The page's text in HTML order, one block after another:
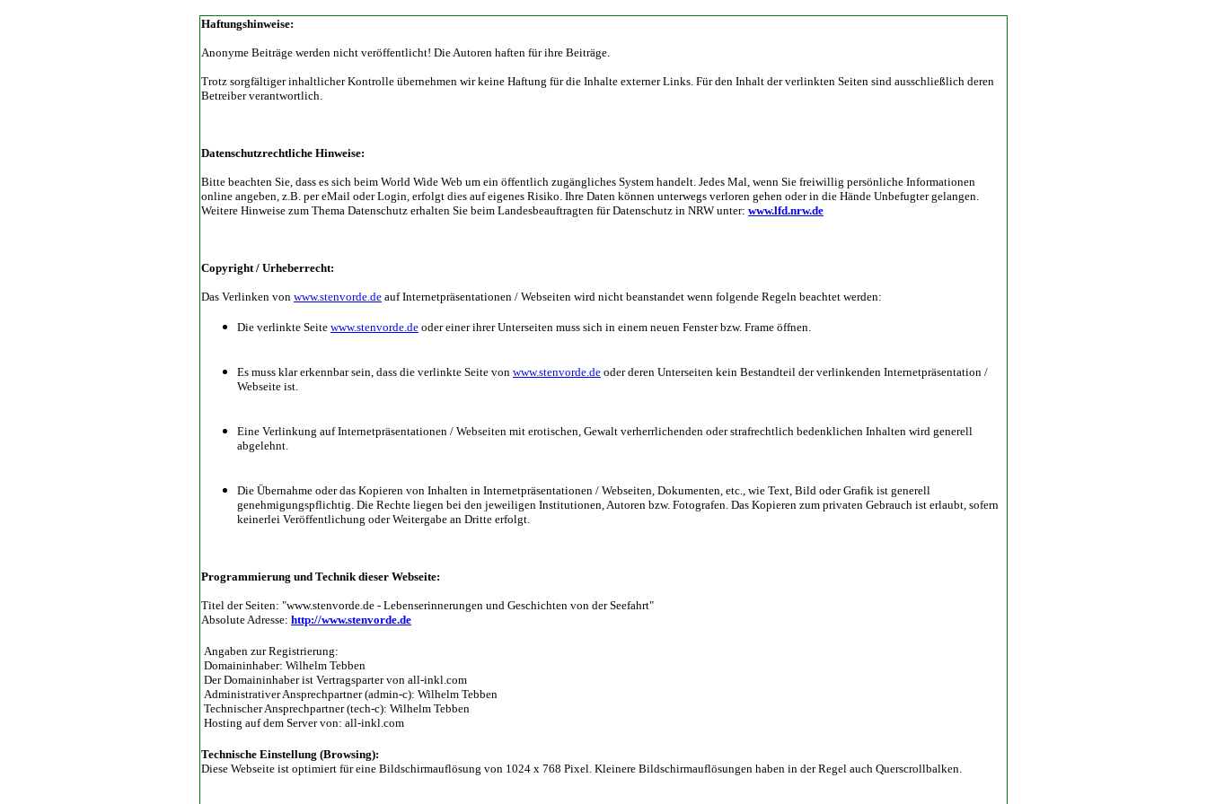
Haftungshinweise:
Anonyme Beiträge werden nicht veröffentlicht! Die Autoren haften für ihre Beiträge.
Trotz sorgfältiger inhaltlicher Kontrolle übernehmen wir keine Haftung für die Inhalte externer Links. Für den Inhalt der verlinkten Seiten sind ausschließlich deren
Betreiber verantwortlich.
Datenschutzrechtliche Hinweise:
Bitte beachten Sie, dass es sich beim World Wide Web um ein öffentlich zugängliches System handelt. Jedes Mal, wenn Sie freiwillig persönliche Informationen
online angeben, z.B. per eMail oder Login, erfolgt dies auf eigenes Risiko. Ihre Daten können unterwegs verloren gehen oder in die Hände Unbefugter gelangen.
Weitere Hinweise zum Thema Datenschutz erhalten Sie beim Landesbeauftragten für Datenschutz in NRW unter: www.lfd.nrw.de
Copyright / Urheberrecht:
Das Verlinken von www.stenvorde.de auf Internetpräsentationen / Webseiten wird nicht beanstandet wenn folgende Regeln beachtet werden:
Die verlinkte Seite www.stenvorde.de oder einer ihrer Unterseiten muss sich in einem neuen Fenster bzw. Frame öffnen.
Es muss klar erkennbar sein, dass die verlinkte Seite von www.stenvorde.de oder deren Unterseiten kein Bestandteil der verlinkenden Internetpräsentation /
Webseite ist.
Eine Verlinkung auf Internetpräsentationen / Webseiten mit erotischen, Gewalt verherrlichenden oder strafrechtlich bedenklichen Inhalten wird generell
abgelehnt.
Die Übernahme oder das Kopieren von Inhalten in Internetpräsentationen / Webseiten, Dokumenten, etc., wie Text, Bild oder Grafik ist generell
genehmigungspflichtig. Die Rechte liegen bei den jeweiligen Institutionen, Autoren bzw. Fotografen. Das Kopieren zum privaten Gebrauch ist erlaubt, sofern
keinerlei Veröffentlichung oder Weitergabe an Dritte erfolgt.
Programmierung und Technik dieser Webseite:
Titel der Seiten: "www.stenvorde.de - Lebenserinnerungen und Geschichten von der Seefahrt"
Absolute Adresse: http://www.stenvorde.de
Angaben zur Registrierung:
Domaininhaber: Wilhelm Tebben
Der Domaininhaber ist Vertragsparter von all-inkl.com
Administrativer Ansprechpartner (admin-c): Wilhelm Tebben
Technischer Ansprechpartner (tech-c): Wilhelm Tebben
Hosting auf dem Server von: all-inkl.com
Technische Einstellung (Browsing):
Diese Webseite ist optimiert für eine Bildschirmauflösung von 1024 x 768 Pixel. Kleinere Bildschirmauflösungen haben in der Regel auch Querscrollbalken.